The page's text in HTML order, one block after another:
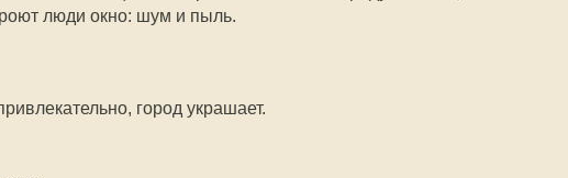
люди окно: шум и пыль.
город украшает.